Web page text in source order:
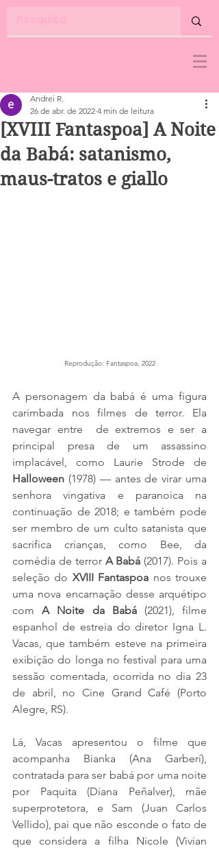
[XVIII Fantaspoa] A Noite
da Babá: satanismo,
maus-tratos e giallo
Andrei R.
26 de abr. de 2022 4 min de leitura
Reprodução: Fantaspoa, 2022
A personagem da babá é uma figura
carimbada nos filmes de terror. Ela
navegar entre  de extremos e ser a
principal presa de um assassino
implacável, como Laurie Strode de
Halloween (1978) — antes de virar uma
senhora vingativa e paranoica na
continuação de 2018; e também pode
ser membro de um culto satanista que
sacrifica crianças, como Bee, da
comédia de terror A Babá (2017). Pois a
seleção do XVIII Fantaspoa nos trouxe
uma nova encarnação desse arquétipo
com A Noite da Babá (2021), filme
espanhol de estreia do diretor Igna L.
Vacas, que também esteve na primeira
exibição do longa no festival para uma
sessão comentada, ocorrida no dia 23
de abril, no Cine Grand Café (Porto
Alegre, RS).
Lá, Vacas apresentou o filme que
acompanha Bianka (Ana Garberí),
contratada para ser babá por uma noite
por Paquita (Diana Peñalver), mãe
superprotetora, e Sam (Juan Carlos
Vellido), pai que não esconde o fato de
que considera a filha Nicole (Vivian